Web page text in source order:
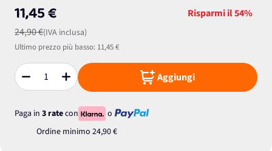
11,45 €
24,90 €(IVA inclusa)
Risparmi il54%
Ultimo prezzo più basso: 11,45 €
Quantità Aggiungi
Paga in 3 ratecon
o
Ordine minimo 24,90 €